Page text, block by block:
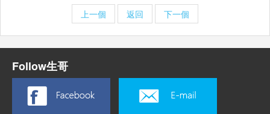
上一個 返回 下一個
Follow生哥